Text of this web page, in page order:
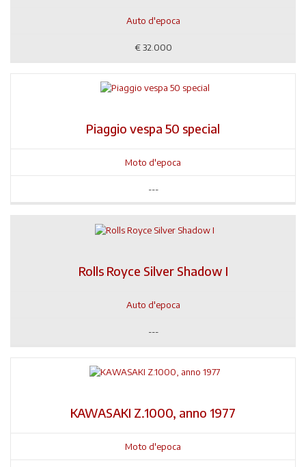
Auto d'epoca
€ 32.000
Piaggio vespa 50 special
Moto d'epoca
---
Rolls Royce Silver Shadow I
Auto d'epoca
---
KAWASAKI Z.1000, anno 1977
Moto d'epoca